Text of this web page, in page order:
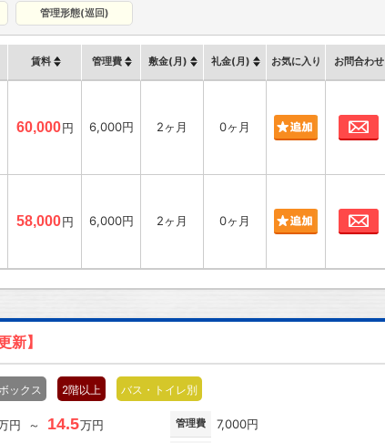
管理形態(巡回)
賃料 管理費 敷金(月) 礼金(月) お気に入り お問合わせ
60,000円 6,000円 2ヶ月 0ヶ月
58,000円 6,000円 2ヶ月 0ヶ月
新】
ックス 2階以上 バス・トイレ別
円 ～ 14.5万円 管理費 7,000円